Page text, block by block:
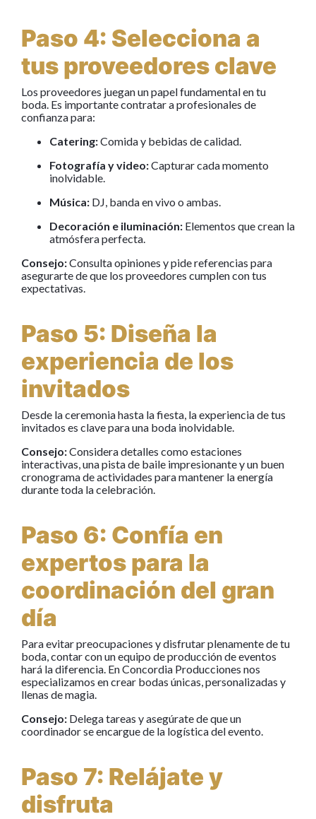
Paso 4: Selecciona a
tus proveedores clave
Los proveedores juegan un papel fundamental en tu
boda. Es importante contratar a profesionales de
confianza para:
Catering:Comida y bebidas de calidad.
Fotografía y video:Capturar cada momento
inolvidable.
Música: DJ, banda en vivo o ambas.
Decoración e iluminación: Elementos que crean la
atmósfera perfecta.
Consejo:Consulta opiniones y pide referencias para
asegurarte de que los proveedores cumplen con tus
expectativas.
Paso 5: Diseña la
experiencia de los
invitados
Desde la ceremonia hasta la fiesta, la experiencia de tus
invitados es clave para una boda inolvidable.
Consejo:Considera detalles como estaciones
interactivas, una pista de baile impresionante y un buen
cronograma de actividades para mantener la energía
durante toda la celebración.
Paso 6: Confía en
expertos para la
coordinación del gran
día
Para evitar preocupaciones y disfrutar plenamente de tu
boda, contar con un equipo de producción de eventos
hará la diferencia. En Concordia Producciones nos
especializamos en crear bodas únicas, personalizadas y
llenas de magia.
Consejo: Delega tareas y asegúrate de que un
coordinador se encargue de la logística del evento.
Paso 7: Relájate y
disfruta